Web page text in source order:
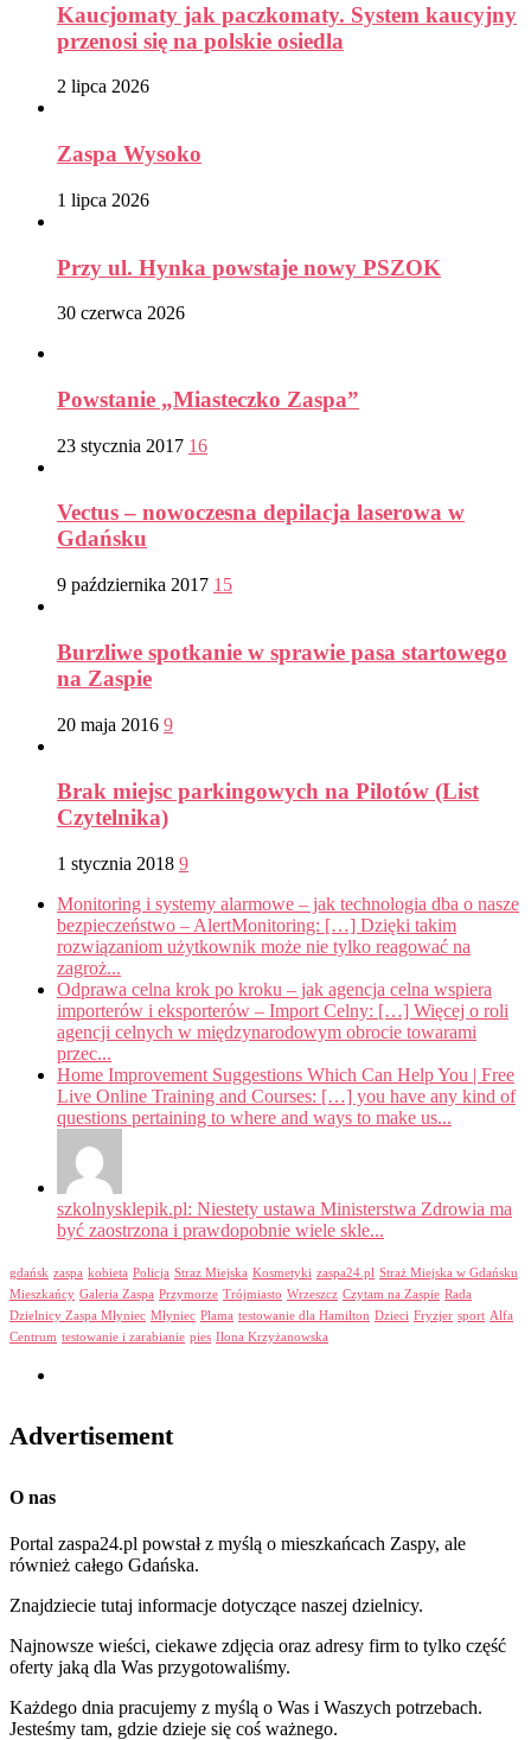
Kaucjomaty jak paczkomaty. System kaucyjny
przenosi się na polskie osiedla
2 lipca 2026
Zaspa Wysoko
1 lipca 2026
Przy ul. Hynka powstaje nowy PSZOK
30 czerwca 2026
Powstanie „Miasteczko Zaspa”
23 stycznia 2017 16
Vectus – nowoczesna depilacja laserowa w
Gdańsku
9 października 2017 15
Burzliwe spotkanie w sprawie pasa startowego
na Zaspie
20 maja 2016 9
Brak miejsc parkingowych na Pilotów (List
Czytelnika)
1 stycznia 2018 9
Monitoring i systemy alarmowe – jak technologia dba o nasze
bezpieczeństwo – AlertMonitoring: […] Dzięki takim
rozwiązaniom użytkownik może nie tylko reagować na
zagroż...
Odprawa celna krok po kroku – jak agencja celna wspiera
importerów i eksporterów – Import Celny: […] Więcej o roli
agencji celnych w międzynarodowym obrocie towarami
przec...
Home Improvement Suggestions Which Can Help You | Free
Live Online Training and Courses: […] you have any kind of
questions pertaining to where and ways to make us...
szkolnysklepik.pl: Niestety ustawa Ministerstwa Zdrowia ma
być zaostrzona i prawdopobnie wiele skle...
gdańsk zaspa kobieta Policja Straz Miejska Kosmetyki zaspa24.pl Straż Miejska w Gdańsku
Mieszkańcy Galeria Zaspa Przymorze Trójmiasto Wrzeszcz Czytam na Zaspie Rada
Dzielnicy Zaspa Młyniec Młyniec Plama testowanie dla Hamilton Dzieci Fryzjer sport Alfa
Centrum testowanie i zarabianie pies Ilona Krzyżanowska
Advertisement
O nas
Portal zaspa24.pl powstał z myślą o mieszkańcach Zaspy, ale
również całego Gdańska.
Znajdziecie tutaj informacje dotyczące naszej dzielnicy.
Najnowsze wieści, ciekawe zdjęcia oraz adresy firm to tylko część
oferty jaką dla Was przygotowaliśmy.
Każdego dnia pracujemy z myślą o Was i Waszych potrzebach.
Jesteśmy tam, gdzie dzieje się coś ważnego.